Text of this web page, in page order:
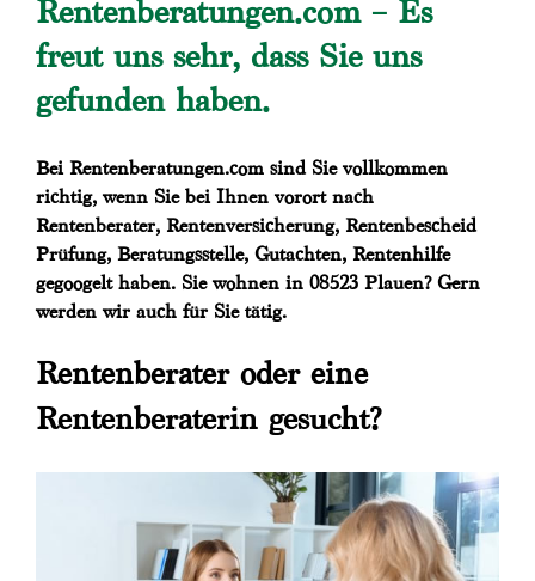
Rentenberatungen.com – Es
freut uns sehr, dass Sie uns
gefunden haben.
Bei Rentenberatungen.com sind Sie vollkommen
richtig, wenn Sie bei Ihnen vorort nach
Rentenberater, Rentenversicherung, Rentenbescheid
Prüfung, Beratungsstelle, Gutachten, Rentenhilfe
gegoogelt haben. Sie wohnen in 08523 Plauen? Gern
werden wir auch für Sie tätig.
Rentenberater oder eine
Rentenberaterin gesucht?